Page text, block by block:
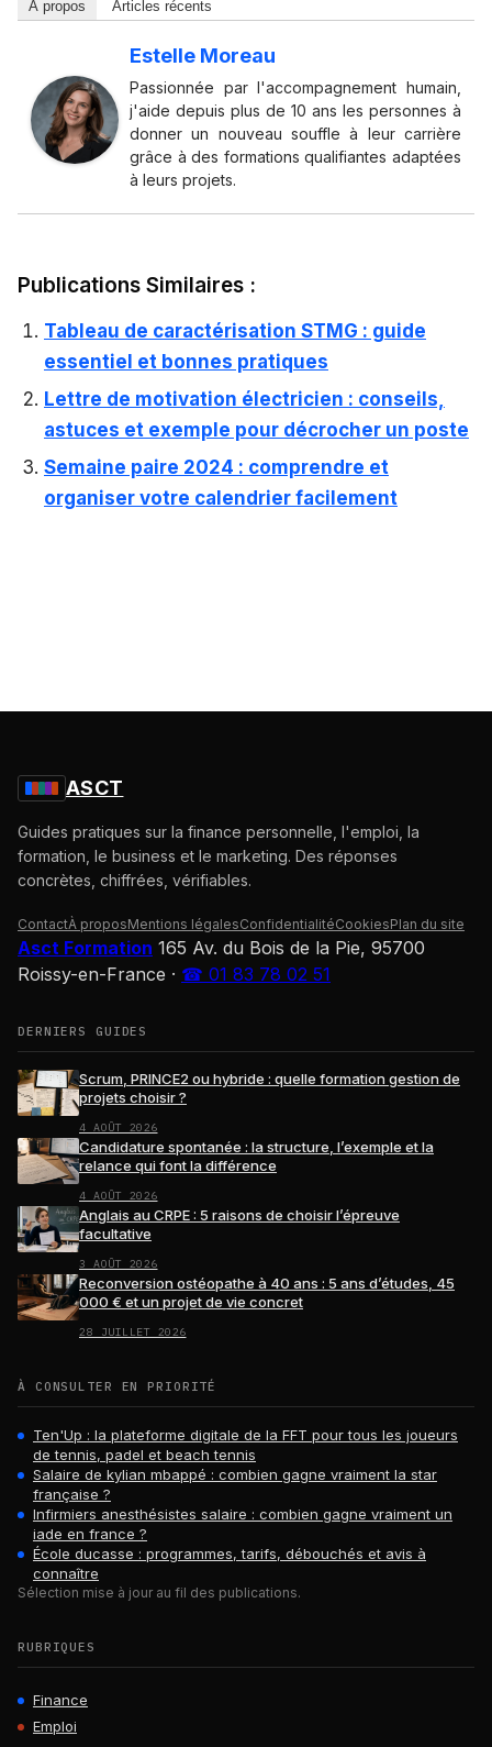
À propos Articles récents
Estelle Moreau
Passionnée par l'accompagnement humain,
j'aide depuis plus de 10 ans les personnes à
donner un nouveau souffle à leur carrière
grâce à des formations qualifiantes adaptées
à leurs projets.
Publications Similaires :
Tableau de caractérisation STMG : guide
essentiel et bonnes pratiques
Lettre de motivation électricien : conseils,
astuces et exemple pour décrocher un poste
Semaine paire 2024 : comprendre et
organiser votre calendrier facilement
ASCT
Guides pratiques sur la finance personnelle, l'emploi, la
formation, le business et le marketing. Des réponses
concrètes, chiffrées, vérifiables.
ContactÀ proposMentions légalesConfidentialitéCookiesPlan du site
Asct Formation 165 Av. du Bois de la Pie, 95700
Roissy-en-France · ☎ 01 83 78 02 51
DERNIERS GUIDES
Scrum, PRINCE2 ou hybride : quelle formation gestion de
projets choisir ?
4 AOÛT 2026
Candidature spontanée : la structure, l’exemple et la
relance qui font la différence
4 AOÛT 2026
Anglais au CRPE : 5 raisons de choisir l’épreuve
facultative
3 AOÛT 2026
Reconversion ostéopathe à 40 ans : 5 ans d’études, 45
000 € et un projet de vie concret
28 JUILLET 2026
À CONSULTER EN PRIORITÉ
Ten'Up : la plateforme digitale de la FFT pour tous les joueurs
de tennis, padel et beach tennis
Salaire de kylian mbappé : combien gagne vraiment la star
française ?
Infirmiers anesthésistes salaire : combien gagne vraiment un
iade en france ?
École ducasse : programmes, tarifs, débouchés et avis à
connaître
Sélection mise à jour au fil des publications.
RUBRIQUES
Finance
Emploi